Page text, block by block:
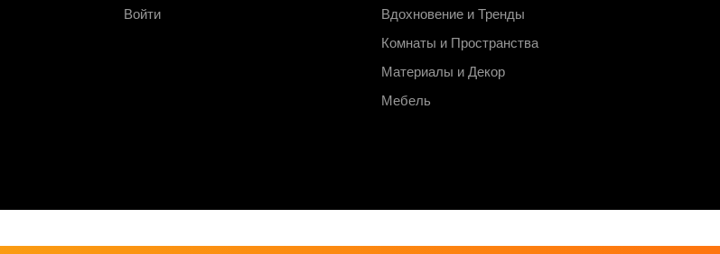
Войти
Вдохновение и Тренды
Комнаты и Пространства
Материалы и Декор
Мебель